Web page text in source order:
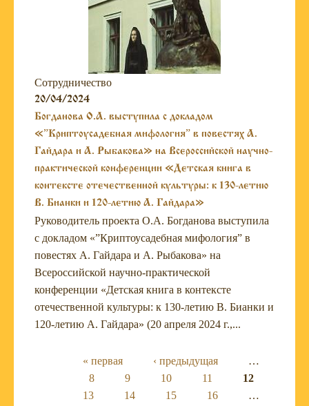
Сотрудничество
20/04/2024
Богданова О.А. выступила с докладом
«”Криптоусадебная мифология” в повестях А.
Гайдара и А. Рыбакова» на Всероссийской научно-
практической конференции «Детская книга в
контексте отечественной культуры: к 130-летию
В. Бианки и 120-летию А. Гайдара»
Руководитель проекта О.А. Богданова выступила
с докладом «”Криптоусадебная мифология” в
повестях А. Гайдара и А. Рыбакова» на
Всероссийской научно-практической
конференции «Детская книга в контексте
отечественной культуры: к 130-летию В. Бианки и
120-летию А. Гайдара» (20 апреля 2024 г.,...
Страницы
« первая ‹ предыдущая
…
8
9 10 11
12
13
14 15 16
…